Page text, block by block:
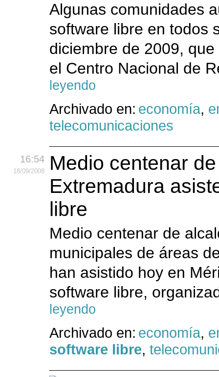
Algunas comunidades
software libre en todos
diciembre de 2009,
el Centro Nacional de
leyendo
Archivado en: economía,
telecomunicaciones
16:54
18/09/2008
Medio centenar
Extremadura
libre
Medio centenar de
municipales de áreas
han asistido hoy en
software libre,
leyendo
Archivado en: economía,
software libre,